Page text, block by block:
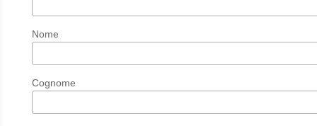
Nome
Cognome